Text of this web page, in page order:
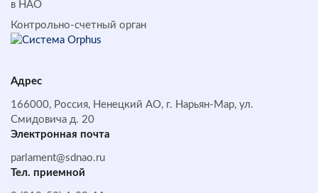
в НАО
Контрольно-счетный орган
Адрес
166000, Россия, Ненецкий АО, г. Нарьян-Мар, ул.
Смидовича д. 20
Электронная почта
parlament@sdnao.ru
Тел. приемной